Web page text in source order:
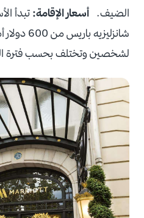
الضيف. أسعار الإقامة: تبدأ
شانزليزيه
لشخصين وتختلف بحسب فترة